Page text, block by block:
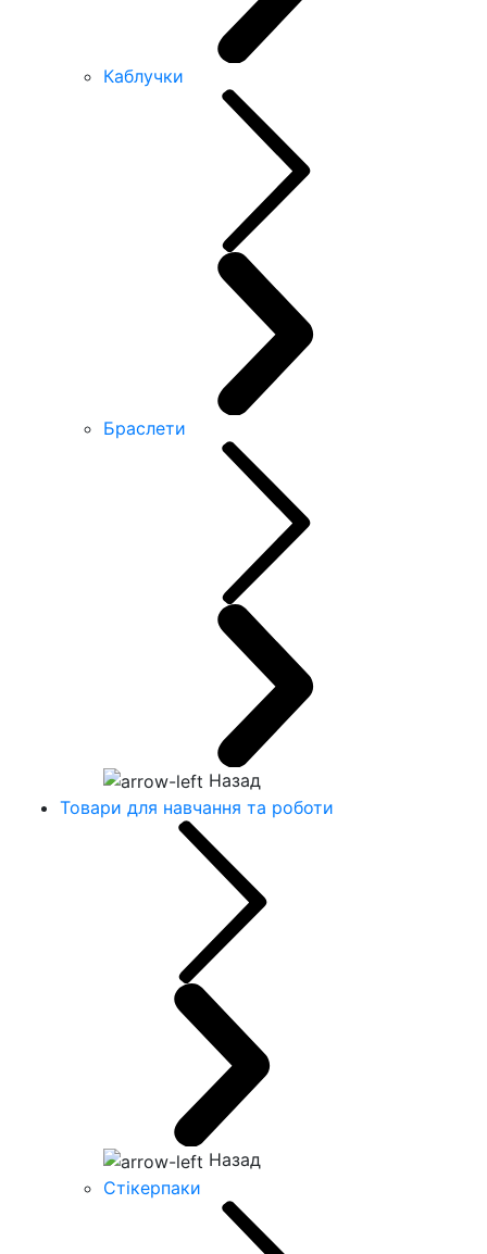
Каблучки
Браслети
Назад
Товари для навчання та роботи
Назад
Стікерпаки